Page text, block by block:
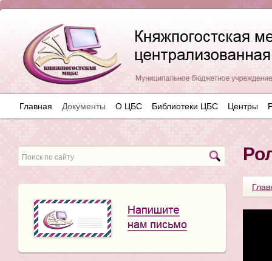
Главная Документы О ЦБС Библиотеки ЦБС Центры